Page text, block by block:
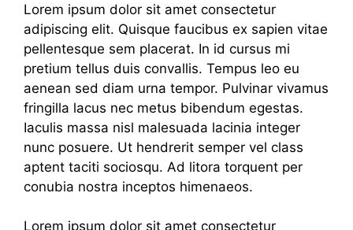
Lorem ipsum dolor sit amet consectetur
adipiscing elit. Quisque faucibus ex sapien vitae
pellentesque sem placerat. In id cursus mi
pretium tellus duis convallis. Tempus leo eu
aenean sed diam urna tempor. Pulvinar vivamus
fringilla lacus nec metus bibendum egestas.
Iaculis massa nisl malesuada lacinia integer
nunc posuere. Ut hendrerit semper vel class
aptent taciti sociosqu. Ad litora torquent per
conubia nostra inceptos himenaeos.
Lorem ipsum dolor sit amet consectetur